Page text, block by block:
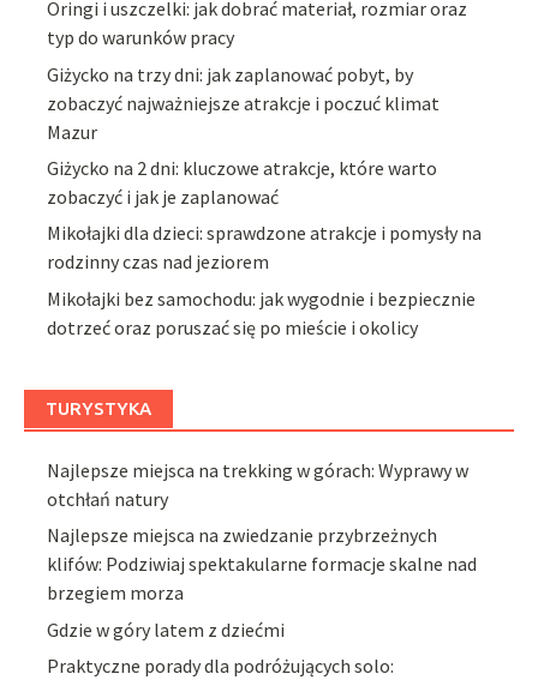
Oringi i uszczelki: jak dobrać materiał, rozmiar oraz
typ do warunków pracy
Giżycko na trzy dni: jak zaplanować pobyt, by
zobaczyć najważniejsze atrakcje i poczuć klimat
Mazur
Giżycko na 2 dni: kluczowe atrakcje, które warto
zobaczyć i jak je zaplanować
Mikołajki dla dzieci: sprawdzone atrakcje i pomysły na
rodzinny czas nad jeziorem
Mikołajki bez samochodu: jak wygodnie i bezpiecznie
dotrzeć oraz poruszać się po mieście i okolicy
TURYSTYKA
Najlepsze miejsca na trekking w górach: Wyprawy w
otchłań natury
Najlepsze miejsca na zwiedzanie przybrzeżnych
klifów: Podziwiaj spektakularne formacje skalne nad
brzegiem morza
Gdzie w góry latem z dziećmi
Praktyczne porady dla podróżujących solo: